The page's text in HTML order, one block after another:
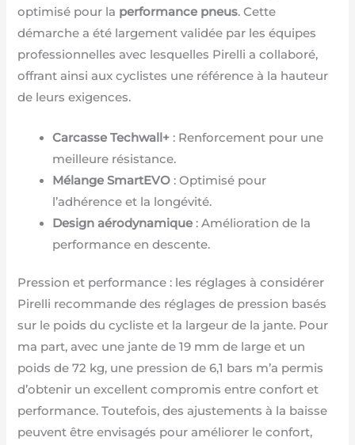
optimisé pour la performance pneus. Cette
démarche a été largement validée par les équipes
professionnelles avec lesquelles Pirelli a collaboré,
offrant ainsi aux cyclistes une référence à la hauteur
de leurs exigences.
Carcasse Techwall+ : Renforcement pour une
meilleure résistance.
Mélange SmartEVO : Optimisé pour
l’adhérence et la longévité.
Design aérodynamique : Amélioration de la
performance en descente.
Pression et performance : les réglages à considérer
Pirelli recommande des réglages de pression basés
sur le poids du cycliste et la largeur de la jante. Pour
ma part, avec une jante de 19 mm de large et un
poids de 72 kg, une pression de 6,1 bars m’a permis
d’obtenir un excellent compromis entre confort et
performance. Toutefois, des ajustements à la baisse
peuvent être envisagés pour améliorer le confort,